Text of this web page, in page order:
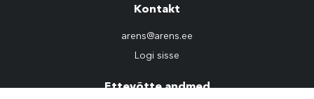
Kontakt
arens@arens.ee
Logi sisse
Ettevõtte andmed